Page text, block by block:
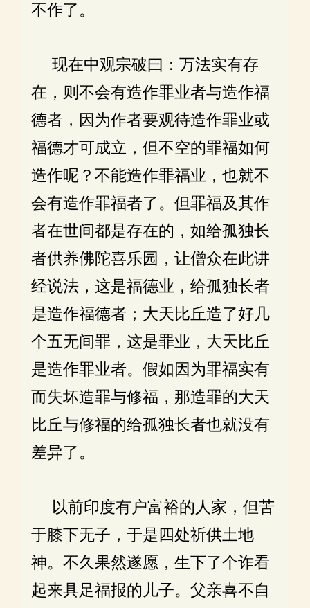
不作了。
现在中观宗破曰：万法实有存
在，则不会有造作罪业者与造作福
德者，因为作者要观待造作罪业或
福德才可成立，但不空的罪福如何
造作呢？不能造作罪福业，也就不
会有造作罪福者了。但罪福及其作
者在世间都是存在的，如给孤独长
者供养佛陀喜乐园，让僧众在此讲
经说法，这是福德业，给孤独长者
是造作福德者；大天比丘造了好几
个五无间罪，这是罪业，大天比丘
是造作罪业者。假如因为罪福实有
而失坏造罪与修福，那造罪的大天
比丘与修福的给孤独长者也就没有
差异了。
以前印度有户富裕的人家，但苦
于膝下无子，于是四处祈供土地
神。不久果然遂愿，生下了个诈看
起来具足福报的儿子。父亲喜不自